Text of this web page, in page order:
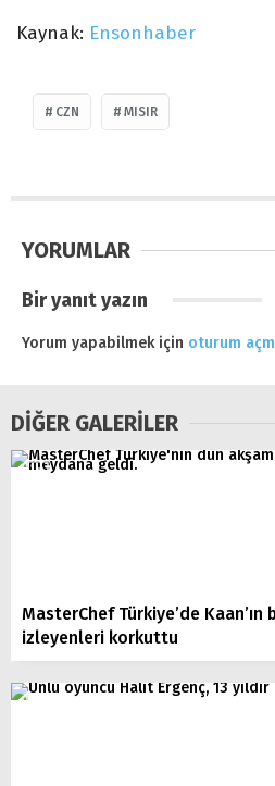
Kaynak: Ensonhaber
CZN MISIR
YORUMLAR
Bir yanıt yazın
Yorum yapabilmek için oturum
DİĞER GALERİLER
MasterChef Türkiye’de Kaan’ın
izleyenleri korkuttu